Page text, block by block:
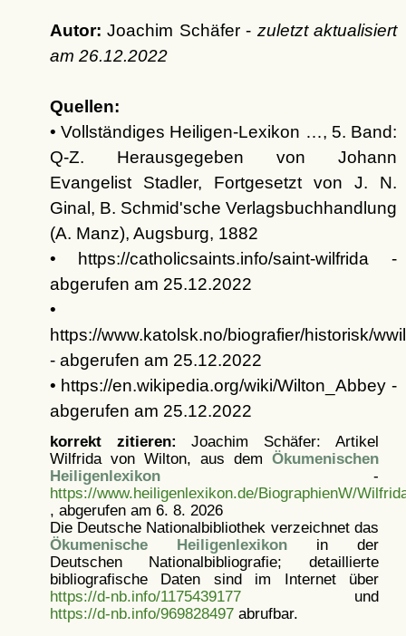
Autor: Joachim Schäfer - zuletzt aktualisiert
am 26.12.2022
Quellen:
• Vollständiges Heiligen-Lexikon …, 5. Band:
Q-Z. Herausgegeben von Johann
Evangelist Stadler, Fortgesetzt von J. N.
Ginal, B. Schmid'sche Verlagsbuchhandlung
(A. Manz), Augsburg, 1882
• https://catholicsaints.info/saint-wilfrida -
abgerufen am 25.12.2022
•
https://www.katolsk.no/biografier/historisk/
- abgerufen am 25.12.2022
• https://en.wikipedia.org/wiki/Wilton_Abbey -
abgerufen am 25.12.2022
korrekt zitieren: Joachim Schäfer: Artikel
Wilfrida von Wilton, aus dem Ökumenischen
Heiligenlexikon-
https://www.heiligenlexikon.de/BiographienW/
, abgerufen am 6. 8. 2026
Die Deutsche Nationalbibliothek verzeichnet das
Ökumenische Heiligenlexikonin der
Deutschen Nationalbibliografie; detaillierte
bibliografische Daten sind im Internet über
https://d-nb.info/1175439177und
https://d-nb.info/969828497abrufbar.